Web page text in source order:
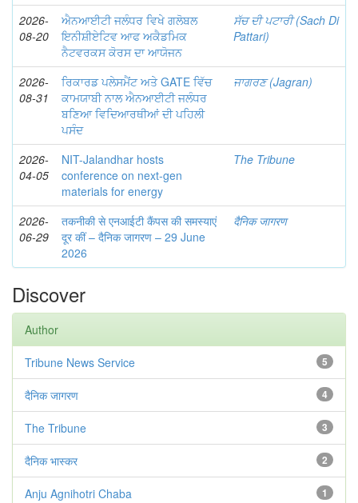
2026-
08-20
ਐਨਆਈਟੀ ਜਲੰਧਰ ਵਿਖੇ ਗਲੋਬਲ
ਇਨੀਸ਼ੀਏਟਿਵ ਆਫ ਅਕੈਡਮਿਕ
ਨੈਟਵਰਕਸ ਕੋਰਸ ਦਾ ਆਯੋਜਨ
ਸੱਚ ਦੀ ਪਟਾਰੀ (Sach Di
Pattari)
2026-
08-31
ਰਿਕਾਰਡ ਪਲੇਸਮੈਂਟ ਅਤੇ GATE ਵਿੱਚ
ਕਾਮਯਾਬੀ ਨਾਲ ਐਨਆਈਟੀ ਜਲੰਧਰ
ਬਣਿਆ ਵਿਦਿਆਰਥੀਆਂ ਦੀ ਪਹਿਲੀ
ਪਸੰਦ
ਜਾਗਰਣ (Jagran)
2026-
04-05
NIT-Jalandhar hosts
conference on next-gen
materials for energy
The Tribune
2026-
06-29
तकनीकी से एनआईटी कैंपस की समस्याएं
दूर कीं – दैनिक जागरण – 29 June
2026
दैनिक जागरण
Discover
Author
5
Tribune News Service
4
दैनिक जागरण
3
The Tribune
2
दैनिक भास्कर
1
Anju Agnihotri Chaba